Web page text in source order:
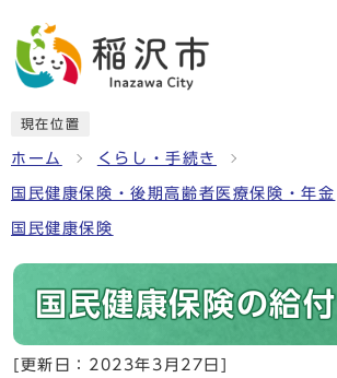
現在位置
ホーム くらし・手続き
国民健康保険・後期高齢者医療保険・年金
国民健康保険
国民健康保険の給付
[更新日： 2023年3月27日